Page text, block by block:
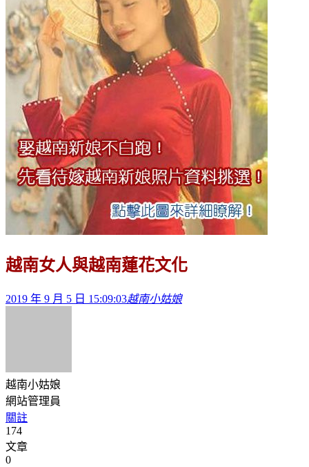
越南女人與越南蓮花文化
2019 年 9 月 5 日 15:09:03越南小姑娘
越南小姑娘
網站管理員
關註
174
文章
0